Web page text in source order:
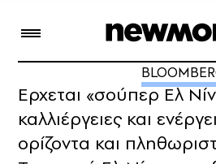
Ερχεται «σούπερ Ελ
καλλιέργειες και
ορίζοντα και